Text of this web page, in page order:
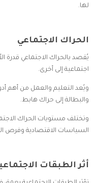
لها.
الحراك الاجتماعي
يُقصد بالحراك الاجتماعي قدرة
اجتماعية إلى أخرى.
ويُعد التعليم والعمل من أهم
والبطالة إلى حراك هابط.
وتختلف مستويات الحراك
السياسات الاقتصادية وفرص
أثر الطبقات